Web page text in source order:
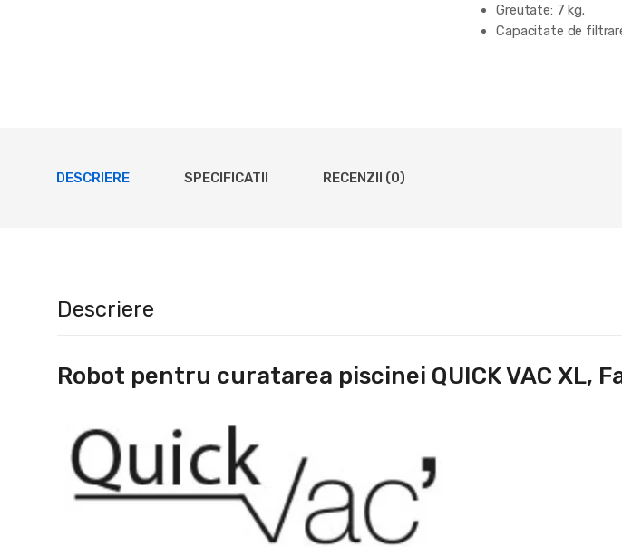
Greutate: 7 kg.
Capacitate de
DESCRIERE SPECIFICATII RECENZII (0)
Descriere
Robot pentru curatarea piscinei QUICK VAC XL,